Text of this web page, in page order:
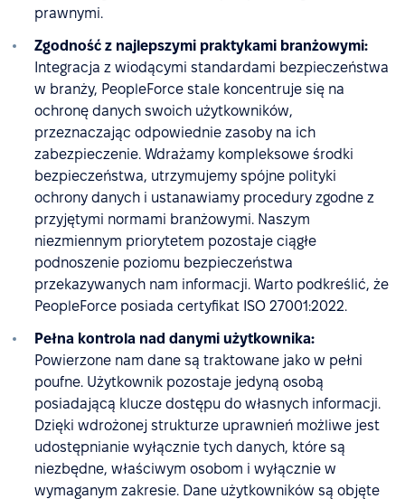
prawnymi.
Zgodność z najlepszymi praktykami branżowymi:
Integracja z wiodącymi standardami bezpieczeństwa
w branży, PeopleForce stale koncentruje się na
ochronę danych swoich użytkowników,
przeznaczając odpowiednie zasoby na ich
zabezpieczenie. Wdrażamy kompleksowe środki
bezpieczeństwa, utrzymujemy spójne polityki
ochrony danych i ustanawiamy procedury zgodne z
przyjętymi normami branżowymi. Naszym
niezmiennym priorytetem pozostaje ciągłe
podnoszenie poziomu bezpieczeństwa
przekazywanych nam informacji. Warto podkreślić, że
PeopleForce posiada certyfikat ISO 27001:2022.
Pełna kontrola nad danymi użytkownika:
Powierzone nam dane są traktowane jako w pełni
poufne. Użytkownik pozostaje jedyną osobą
posiadającą klucze dostępu do własnych informacji.
Dzięki wdrożonej strukturze uprawnień możliwe jest
udostępnianie wyłącznie tych danych, które są
niezbędne, właściwym osobom i wyłącznie w
wymaganym zakresie. Dane użytkowników są objęte